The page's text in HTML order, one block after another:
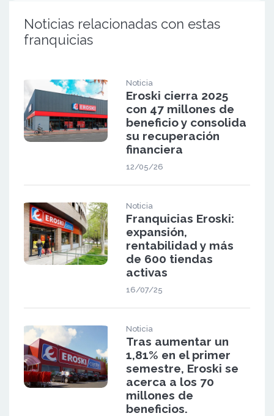
Noticias relacionadas con estas
franquicias
Noticia
Eroski cierra 2025
con 47 millones de
beneficio y consolida
su recuperación
financiera
12/05/26
Noticia
Franquicias Eroski:
expansión,
rentabilidad y más
de 600 tiendas
activas
16/07/25
Noticia
Tras aumentar un
1,81% en el primer
semestre, Eroski se
acerca a los 70
millones de
beneficios.